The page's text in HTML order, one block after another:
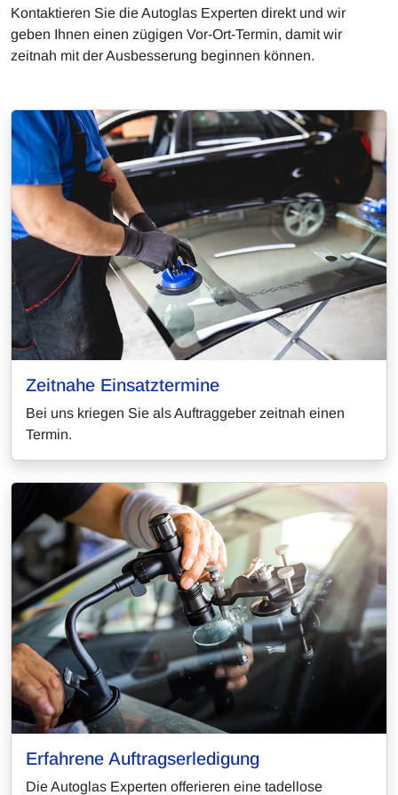
Kontaktieren Sie die Autoglas Experten direkt und wir
geben Ihnen einen zügigen Vor-Ort-Termin, damit wir
zeitnah mit der Ausbesserung beginnen können.
Zeitnahe Einsatztermine
Bei uns kriegen Sie als Auftraggeber zeitnah einen
Termin.
Erfahrene Auftragserledigung
Die Autoglas Experten offerieren eine tadellose